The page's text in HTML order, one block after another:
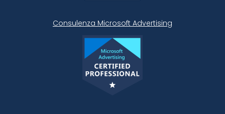
Consulenza Microsoft Advertising